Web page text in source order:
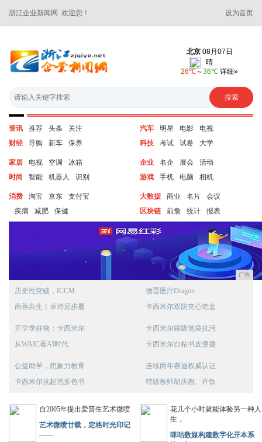
浙江企业新闻网 欢迎您！ 设为首页
资讯 推荐 头条
关注
财经
导购 新车 保养
汽车 明星 电影
电视
科技
考试 试卷 大学
家居 电视 空调
冰箱
时尚
智能 机器人 识别
企业 名企 展会
活动
游戏
手机 电脑 相机
消费 淘宝 京东
支付宝
疾病
减肥 保健
大数据 商业 名片
会议
区块链
前詹 统计 报表
广告
历史性突破，ICCM
商善共生丨卓诗尼步履
德晋医疗Dragon
卡西米尔双防夹心笔盒
开学季好物：卡西米尔
从WAIC看AI时代
卡西米尔磁吸笔袋抗污
卡西米尔自粘书皮便捷
公益助学，想象力教育
卡西米尔抗起泡多色书
连续两年赛迪权威认证
特级教师胡庆彪、许钦
自2005年提出爱普生艺术微喷
艺术微喷廿载，定格时光印记
——
花几个小时就能体验另一种人
生，
咪咕数媒构建数字化开本系